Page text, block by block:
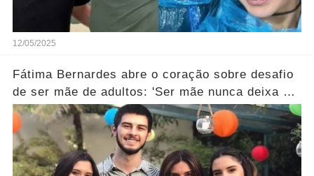
12/05/2025
Fátima Bernardes abre o coração sobre desafio
de ser mãe de adultos: 'Ser mãe nunca deixa de
ser…' Ver Mais